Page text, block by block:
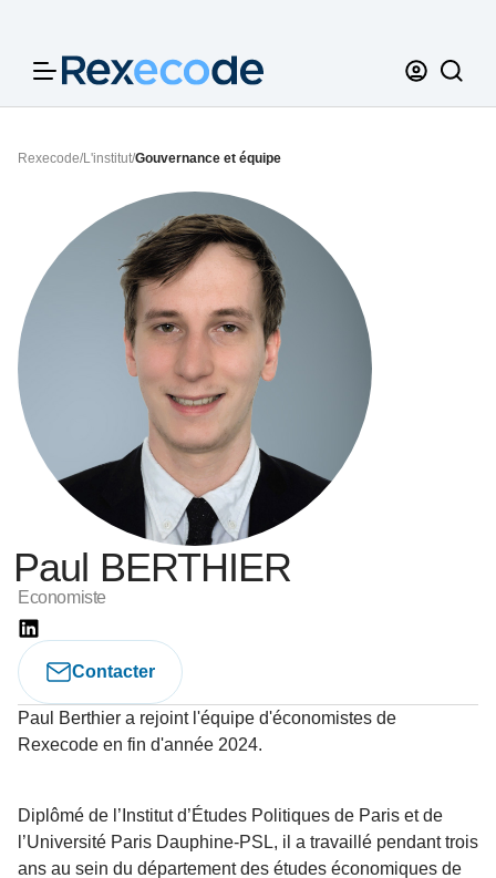
Rexecode/L'institut/Gouvernance et équipe
Paul BERTHIER
Economiste
Contacter
Paul Berthier a rejoint l'équipe d'économistes de
Rexecode en fin d'année 2024.
Diplômé de l’Institut d’Études Politiques de Paris et de
l’Université Paris Dauphine-PSL, il a travaillé pendant trois
ans au sein du département des études économiques de